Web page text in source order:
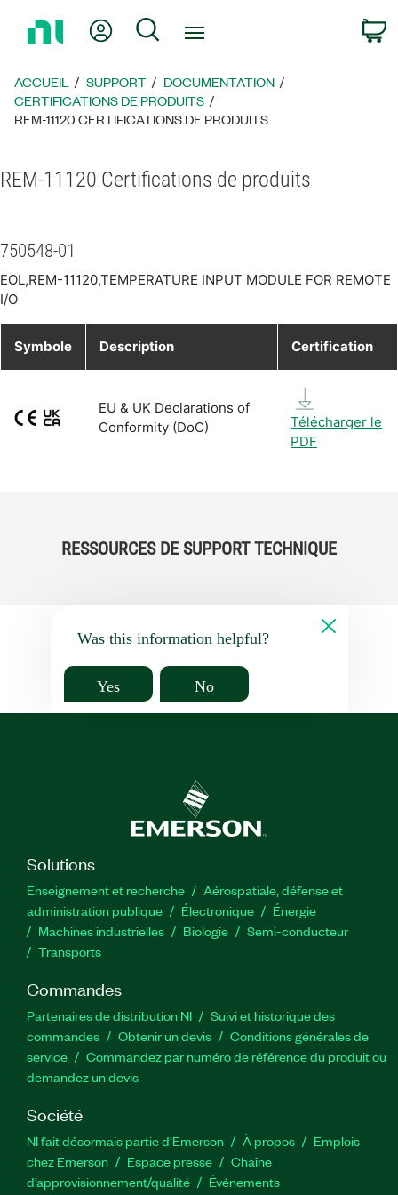
page
d’accueil
Mon compteRechercher
ACCUEIL SUPPORT
DOCUMENTATION
CERTIFICATIONS DE PRODUITS
REM-11120 CERTIFICATIONS DE PRODUITS
REM-11120 Certifications de produits
750548-01
EOL,REM-11120,TEMPERATURE INPUT MODULE FOR REMOTE
I/O
Symbole Description Certification
EU & UK Declarations of
Conformity (DoC)
Télécharger le
PDF
RESSOURCES DE SUPPORT TECHNIQUE
Was this information helpful?
Yes No
Solutions
Enseignement et recherche
Aérospatiale, défense et
administration publique
Électronique
Énergie​
Machines industrielles
Biologie
Semi-conducteur
Transports
Commandes
Partenaires de distribution NI
Suivi et historique des
commandes
Obtenir un devis
Conditions générales de
service
Commandez par numéro de référence du produit ou
demandez un devis
Société
NI fait désormais partie d'Emerson À propos
Emplois
chez Emerson
Espace presse
Chaîne
d’approvisionnement/qualité
Événements